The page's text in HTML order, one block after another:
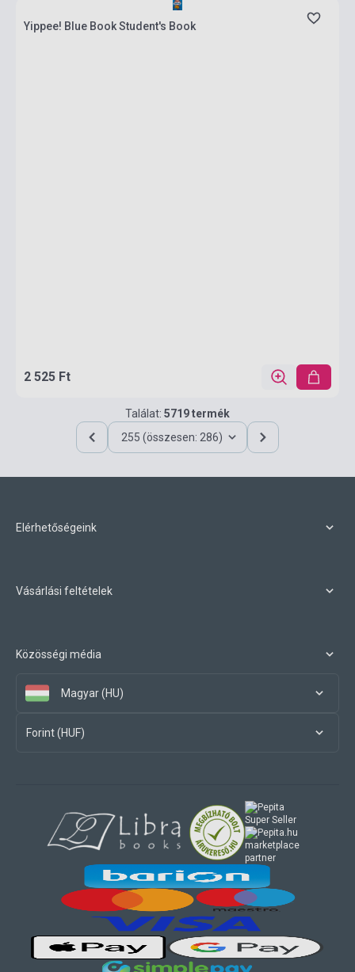
Yippee! Blue Book Student's Book
2 525 Ft
Találat: 5719 termék
255 (összesen: 286)
Elérhetőségeink
Vásárlási feltételek
Közösségi média
Magyar (HU)
Forint (HUF)
marketplace
partner